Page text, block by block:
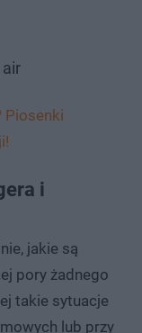
Piosenki
i
jakie są
pory żadnego
takie sytuacje
lub przy